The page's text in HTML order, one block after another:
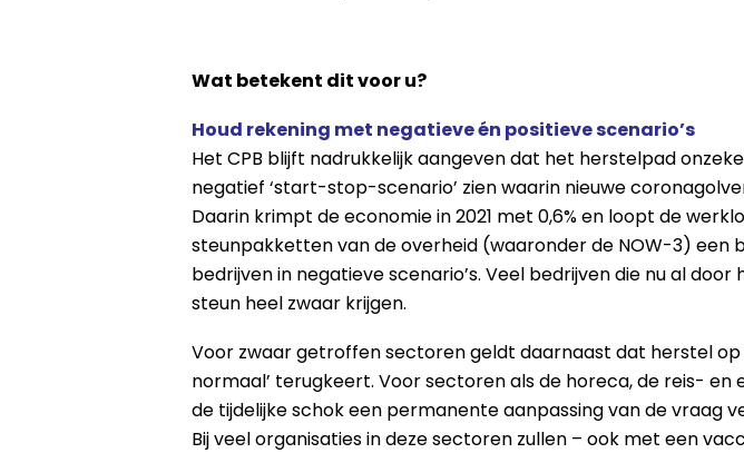
Wat betekent dit voor u?
Houd rekening met negatieve én positieve scenario’s
Het CPB blijft nadrukkelijk aangeven dat het herstelpad
negatief ‘start-stop-scenario’ zien waarin nieuwe
Daarin krimpt de economie in 2021 met 0,6% en loopt de
steunpakketten van de overheid (waaronder de NOW-3) een
bedrijven in negatieve scenario’s. Veel bedrijven die nu al
steun heel zwaar krijgen.
Voor zwaar getroffen sectoren geldt daarnaast dat herstel
normaal’ terugkeert. Voor sectoren als de horeca, de reis-
de tijdelijke schok een permanente aanpassing van de vraag
Bij veel organisaties in deze sectoren zullen – ook met een